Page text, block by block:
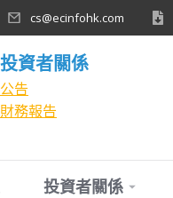
cs@ecinfohk.com
投資者關係
公告
財務報告
投資者關係